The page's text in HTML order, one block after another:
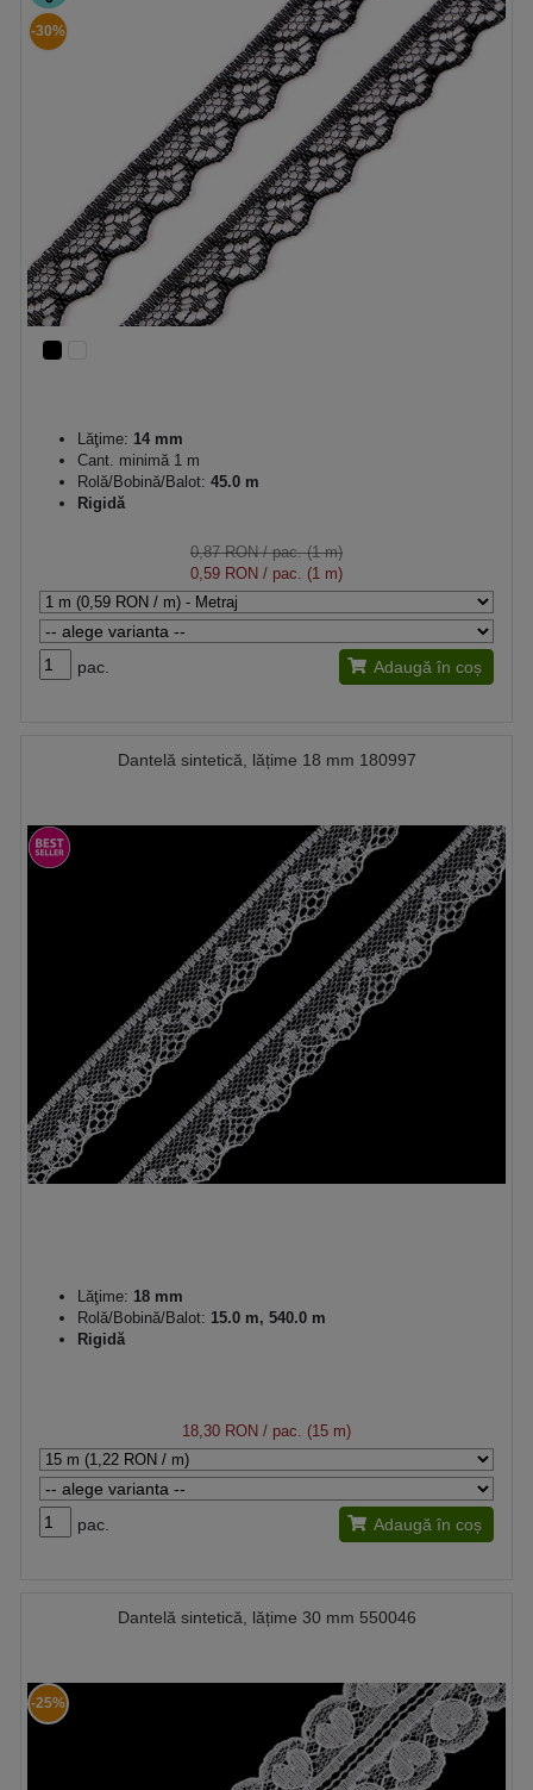
-30%
Lăţime: 14 mm
Cant. minimă 1 m
Rolă/Bobină/Balot: 45.0 m
Rigidă
0,87 RON/ pac. (1 m)
0,59 RON / pac. (1 m)
pac. Adaugă în coș
Dantelă sintetică, lățime 18 mm 180997
Lăţime: 18 mm
Rolă/Bobină/Balot: 15.0 m, 540.0 m
Rigidă
18,30 RON / pac. (15 m)
pac. Adaugă în coș
Dantelă sintetică, lățime 30 mm 550046
-25%